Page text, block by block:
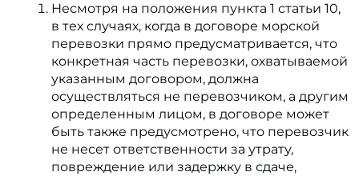
Несмотря на положения пункта 1 статьи 10,
в тех случаях, когда в договоре морской
перевозки прямо предусматривается, что
конкретная часть перевозки, охватываемой
указанным договором, должна
осуществляться не перевозчиком, а другим
определенным лицом, в договоре может
быть также предусмотрено, что перевозчик
не несет ответственности за утрату,
повреждение или задержку в сдаче,